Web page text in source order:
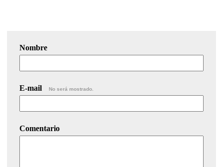
Nombre
E-mail No será mostrado.
Comentario